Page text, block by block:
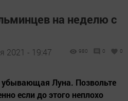
на неделю с
2021 - 19:47 980 0 0
убывающая Луна. Позвольте
если до этого неплохо